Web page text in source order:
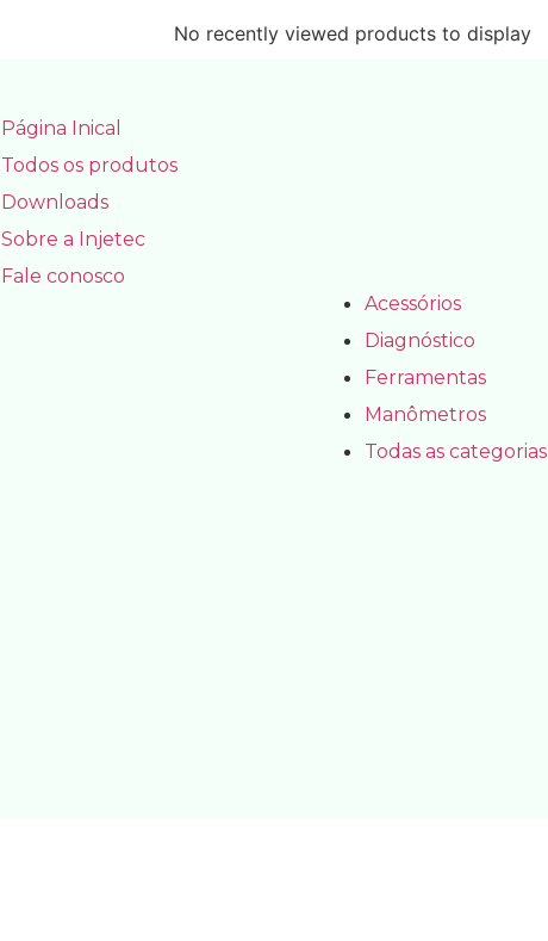
No recently viewed products to display
Página Inical
Todos os produtos
Downloads
Sobre a Injetec
Fale conosco
Acessórios
Diagnóstico
Ferramentas
Manômetros
Todas as categorias